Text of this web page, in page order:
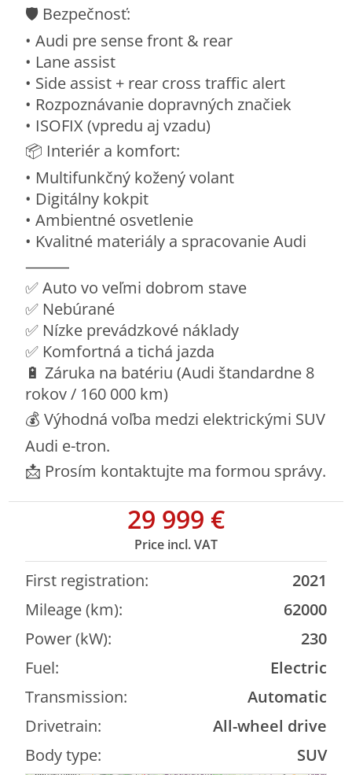
🛡️ Bezpečnosť:
• Audi pre sense front & rear
• Lane assist
• Side assist + rear cross traffic alert
• Rozpoznávanie dopravných značiek
• ISOFIX (vpredu aj vzadu)
📦 Interiér a komfort:
• Multifunkčný kožený volant
• Digitálny kokpit
• Ambientné osvetlenie
• Kvalitné materiály a spracovanie Audi
⸻
✅ Auto vo veľmi dobrom stave
✅ Nebúrané
✅ Nízke prevádzkové náklady
✅ Komfortná a tichá jazda
🔋 Záruka na batériu (Audi štandardne 8
rokov / 160 000 km)
💰 Výhodná voľba medzi elektrickými SUV
Audi e-tron.
📩 Prosím kontaktujte ma formou správy.
29 999 €
Price incl. VAT
Listing details
First registration:
2021
Mileage (km):
62000
Power (kW):
230
Fuel:
Electric
Transmission:
Automatic
Drivetrain:
All-wheel drive
Body type:
SUV